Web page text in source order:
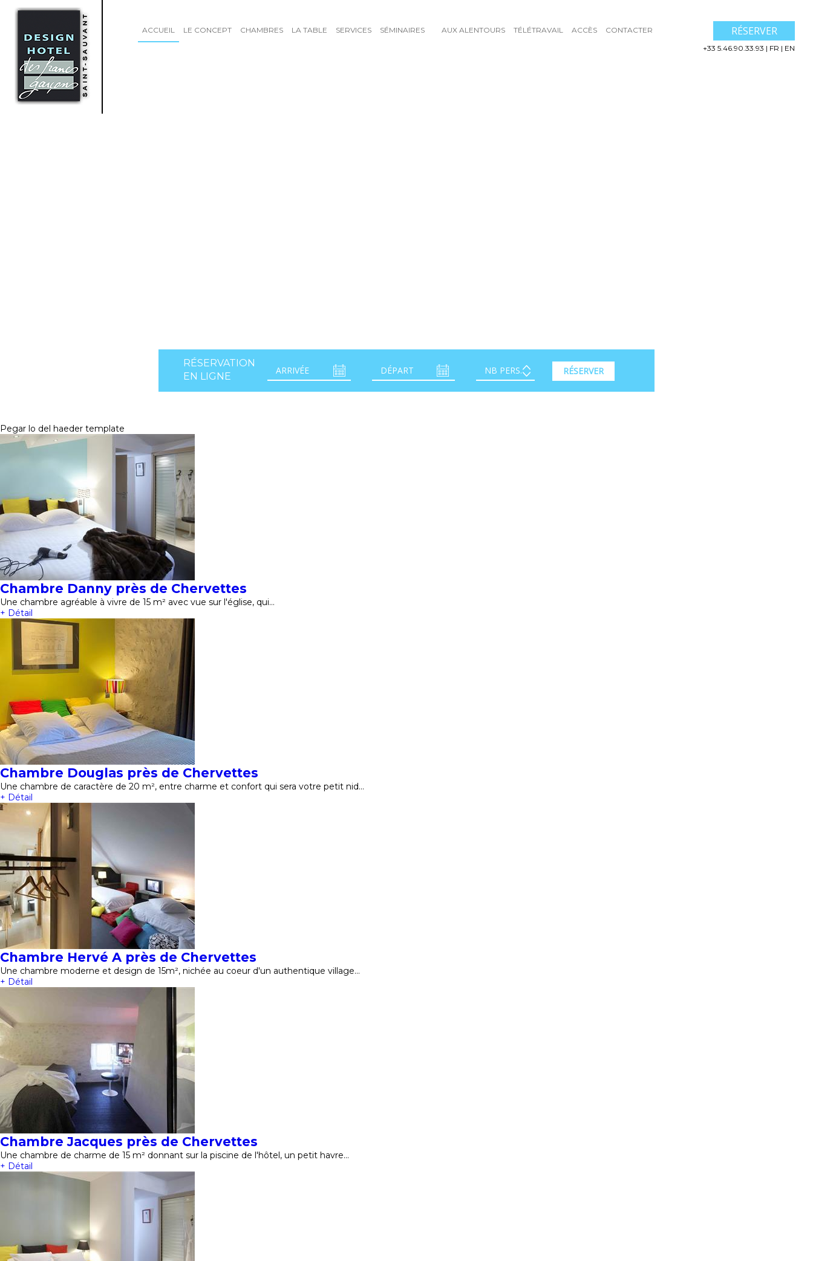
ACCUEIL LE CONCEPT CHAMBRES LA TABLE SERVICES SÉMINAIRES AUX ALENTOURS TÉLÉTRAVAIL ACCÈS CONTACTER RÉSERVER
+33 5.46.90.33.93 | FR | EN
RÉSERVATION
EN LIGNE
RÉSERVER
Pegar lo del haeder template
Chambre Danny près de Chervettes
Une chambre agréable à vivre de 15 m² avec vue sur l'église, qui…
+ Détail
Chambre Douglas près de Chervettes
Une chambre de caractère de 20 m², entre charme et confort qui sera votre petit nid…
+ Détail
Chambre Hervé A près de Chervettes
Une chambre moderne et design de 15m², nichée au coeur d'un authentique village…
+ Détail
Chambre Jacques près de Chervettes
Une chambre de charme de 15 m² donnant sur la piscine de l'hôtel, un petit havre…
+ Détail